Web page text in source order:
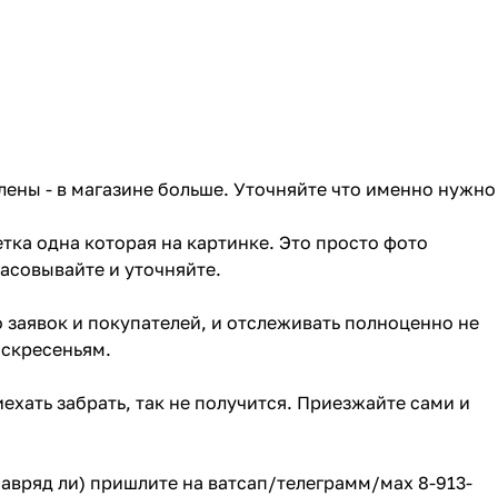
- в магазине больше. Уточняйте что именно нужно
одна которая на картинке. Это просто фото
и уточняйте.
и покупателей, и отслеживать полноценно не
забрать, так не получится. Приезжайте сами и
ли) пришлите на ватсап/телеграмм/мах 8-913-